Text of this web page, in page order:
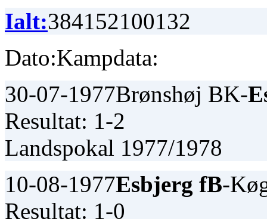
Ialt:384152100132
Dato:Kampdata:
30-07-1977Brønshøj BK-
Resultat: 1-2
Landspokal 1977/1978
10-08-1977Esbjerg fB-
Resultat: 1-0